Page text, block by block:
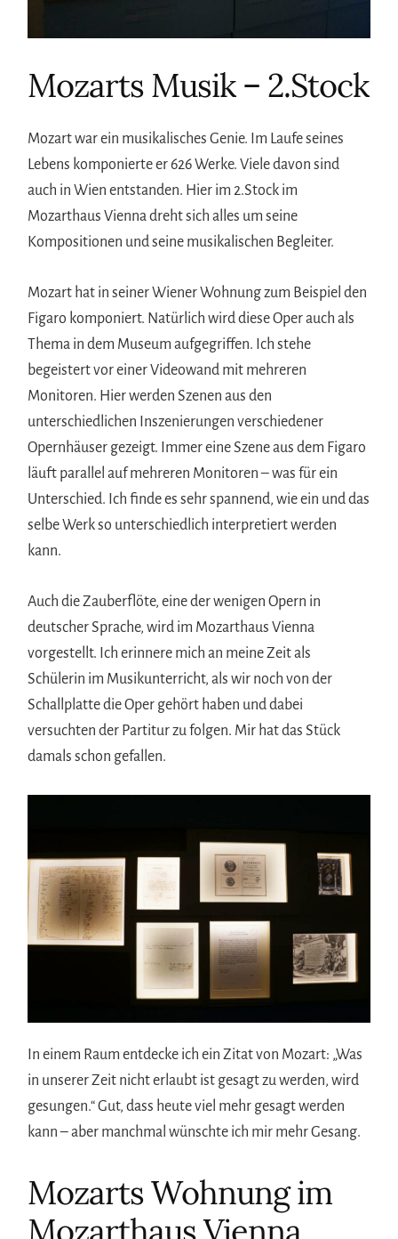
Mozarts Musik – 2.Stock
Mozart war ein musikalisches Genie. Im Laufe seines
Lebens komponierte er 626 Werke. Viele davon sind
auch in Wien entstanden. Hier im 2.Stock im
Mozarthaus Vienna dreht sich alles um seine
Kompositionen und seine musikalischen Begleiter.
Mozart hat in seiner Wiener Wohnung zum Beispiel den
Figaro komponiert. Natürlich wird diese Oper auch als
Thema in dem Museum aufgegriffen. Ich stehe
begeistert vor einer Videowand mit mehreren
Monitoren. Hier werden Szenen aus den
unterschiedlichen Inszenierungen verschiedener
Opernhäuser gezeigt. Immer eine Szene aus dem Figaro
läuft parallel auf mehreren Monitoren – was für ein
Unterschied. Ich finde es sehr spannend, wie ein und das
selbe Werk so unterschiedlich interpretiert werden
kann.
Auch die Zauberflöte, eine der wenigen Opern in
deutscher Sprache, wird im Mozarthaus Vienna
vorgestellt. Ich erinnere mich an meine Zeit als
Schülerin im Musikunterricht, als wir noch von der
Schallplatte die Oper gehört haben und dabei
versuchten der Partitur zu folgen. Mir hat das Stück
damals schon gefallen.
In einem Raum entdecke ich ein Zitat von Mozart: „Was
in unserer Zeit nicht erlaubt ist gesagt zu werden, wird
gesungen.“ Gut, dass heute viel mehr gesagt werden
kann – aber manchmal wünschte ich mir mehr Gesang.
Mozarts Wohnung im